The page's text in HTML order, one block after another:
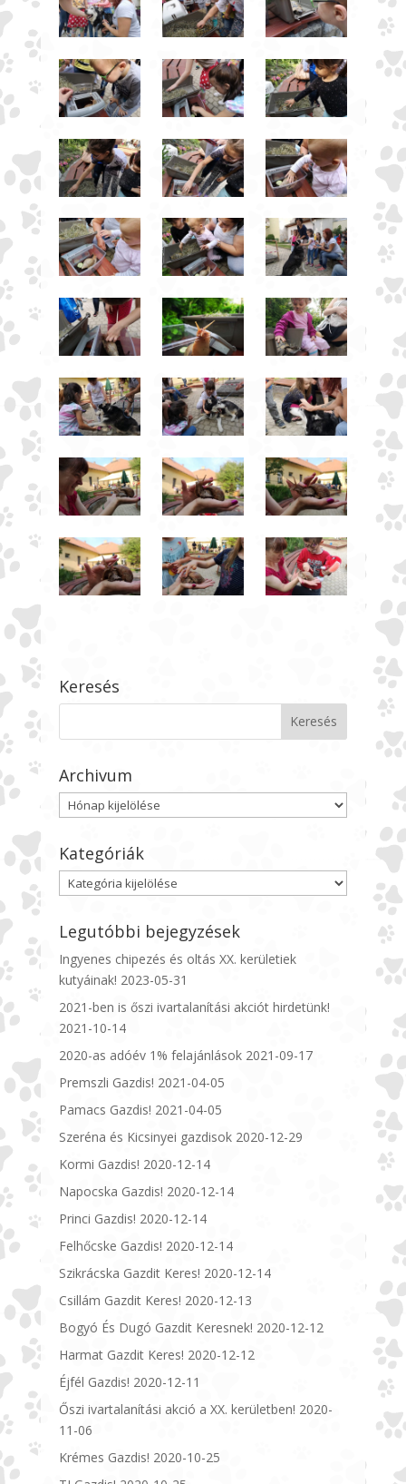
Keresés
Archivum
Archivum
Kategóriák
Kategóriák
Legutóbbi bejegyzések
Ingyenes chipezés és oltás XX. kerületiek
kutyáinak! 2023-05-31
2021-ben is őszi ivartalanítási akciót hirdetünk!
2021-10-14
2020-as adóév 1% felajánlások 2021-09-17
Premszli Gazdis! 2021-04-05
Pamacs Gazdis! 2021-04-05
Szeréna és Kicsinyei gazdisok 2020-12-29
Kormi Gazdis! 2020-12-14
Napocska Gazdis! 2020-12-14
Princi Gazdis! 2020-12-14
Felhőcske Gazdis! 2020-12-14
Szikrácska Gazdit Keres! 2020-12-14
Csillám Gazdit Keres! 2020-12-13
Bogyó És Dugó Gazdit Keresnek! 2020-12-12
Harmat Gazdit Keres! 2020-12-12
Éjfél Gazdis! 2020-12-11
Őszi ivartalanítási akció a XX. kerületben! 2020-
11-06
Krémes Gazdis! 2020-10-25